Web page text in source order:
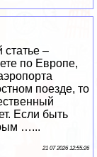
–
по Европе,
поезде, то
Если быть
…...
21 07 2026 12:55:26